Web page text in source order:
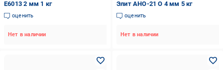
Е6013 2 мм 1 кг
оценить
Нет в наличии
Элит АНО-21 О 4 мм 5 кг
оценить
Нет в наличии